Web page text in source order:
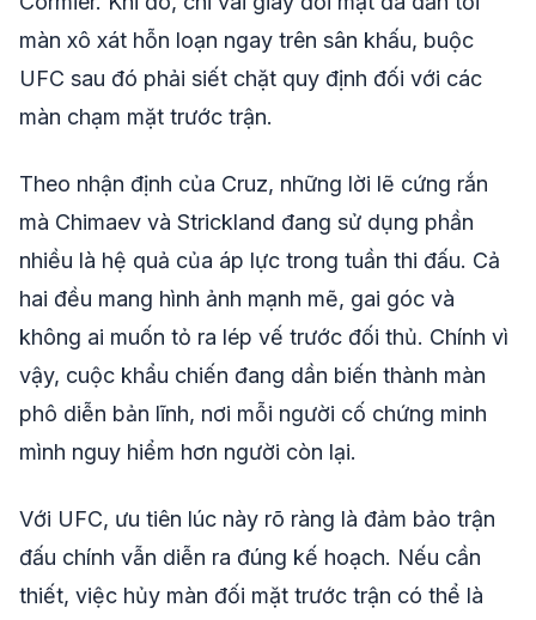
màn xô xát hỗn loạn ngay trên sân khấu, buộc
UFC sau đó phải siết chặt quy định đối với các
màn chạm mặt trước trận.
Theo nhận định của Cruz, những lời lẽ cứng rắn
mà Chimaev và Strickland đang sử dụng phần
nhiều là hệ quả của áp lực trong tuần thi đấu. Cả
hai đều mang hình ảnh mạnh mẽ, gai góc và
không ai muốn tỏ ra lép vế trước đối thủ. Chính vì
vậy, cuộc khẩu chiến đang dần biến thành màn
phô diễn bản lĩnh, nơi mỗi người cố chứng minh
mình nguy hiểm hơn người còn lại.
Với UFC, ưu tiên lúc này rõ ràng là đảm bảo trận
đấu chính vẫn diễn ra đúng kế hoạch. Nếu cần
thiết, việc hủy màn đối mặt trước trận có thể là